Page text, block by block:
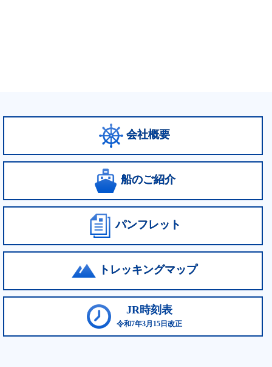
会社概要
船のご紹介
パンフレット
トレッキングマップ
JR時刻表
令和7年3月15日改正